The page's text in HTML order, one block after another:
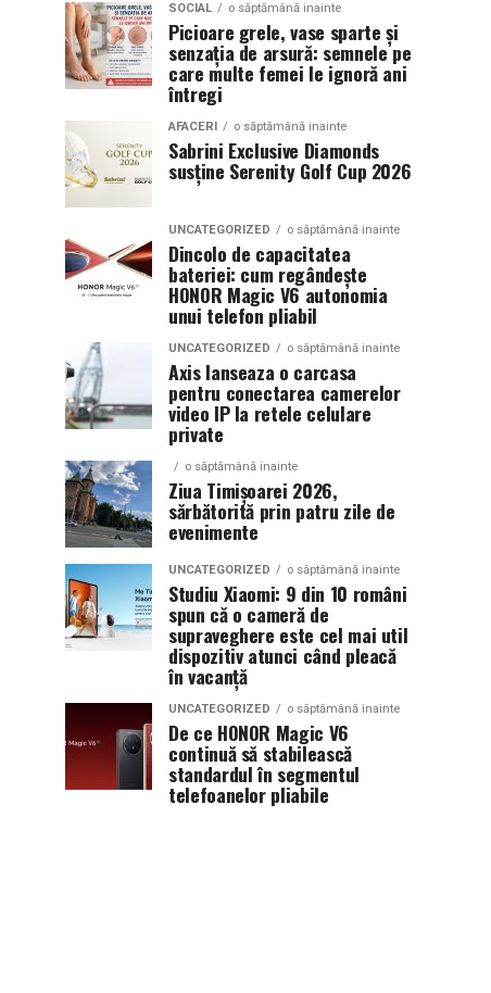
SOCIAL o săptămână inainte
Picioare grele, vase sparte și
senzația de arsură: semnele pe
care multe femei le ignoră ani
întregi
AFACERI o săptămână inainte
Sabrini Exclusive Diamonds
susține Serenity Golf Cup 2026
UNCATEGORIZED o săptămână inainte
Dincolo de capacitatea
bateriei: cum regândește
HONOR Magic V6 autonomia
unui telefon pliabil
UNCATEGORIZED o săptămână inainte
Axis lanseaza o carcasa
pentru conectarea camerelor
video IP la retele celulare
private
o săptămână inainte
Ziua Timișoarei 2026,
sărbătorită prin patru zile de
evenimente
UNCATEGORIZED o săptămână inainte
Studiu Xiaomi: 9 din 10 români
spun că o cameră de
supraveghere este cel mai util
dispozitiv atunci când pleacă
în vacanță
UNCATEGORIZED o săptămână inainte
De ce HONOR Magic V6
continuă să stabilească
standardul în segmentul
telefoanelor pliabile